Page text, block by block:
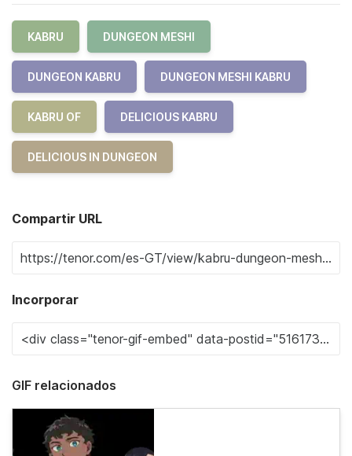
KABRU DUNGEON MESHI
DUNGEON KABRU DUNGEON MESHI KABRU
KABRU OF DELICIOUS KABRU
DELICIOUS IN DUNGEON
Compartir URL
Incorporar
GIF relacionados